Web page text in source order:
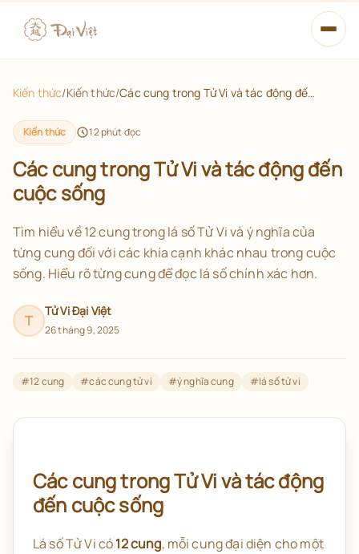
Mở
Xem tử vi
Học Tử Vi
Từ điển
Lá số đã lưu
Kiến thức/Kiến thức/ Các cung trong Tử Vi và tác động đến cuộc sống
Kiến thức 12phút đọc
Các cung trong Tử Vi và tác động đến
cuộc sống
Tìm hiểu về 12 cung trong lá số Tử Vi và ý nghĩa của
từng cung đối với các khía cạnh khác nhau trong cuộc
sống. Hiểu rõ từng cung để đọc lá số chính xác hơn.
T
Tử Vi Đại Việt
26 tháng 9, 2025
#12 cung #các cung tử vi #ý nghĩa cung #lá số tử vi
Các cung trong Tử Vi và tác động
đến cuộc sống
Lá số Tử Vi có12 cung, mỗi cung đại diện cho một